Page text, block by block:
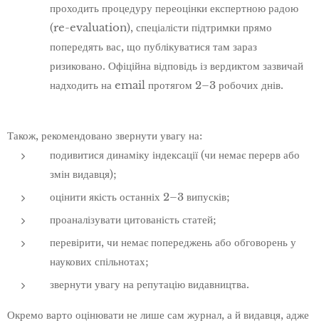
проходить процедуру переоцінки експертною радою
(re-evaluation), спеціалісти підтримки прямо
попередять вас, що публікуватися там зараз
ризиковано. Офіційна відповідь із вердиктом зазвичай
надходить на email протягом 2–3 робочих днів.
Також, рекомендовано звернути увагу на:
подивитися динаміку індексації (чи немає перерв або
змін видавця);
оцінити якість останніх 2–3 випусків;
проаналізувати цитованість статей;
перевірити, чи немає попереджень або обговорень у
наукових спільнотах;
звернути увагу на репутацію видавництва.
Окремо варто оцінювати не лише сам журнал, а й видавця, адже